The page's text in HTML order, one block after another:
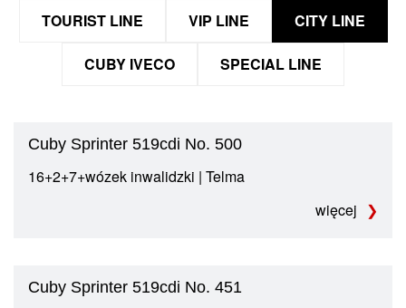
TOURIST LINE VIP LINE CITY LINE
CUBY IVECO SPECIAL LINE
Cuby Sprinter 519cdi No. 500
16+2+7+wózek inwalidzki | Telma
więcej
Cuby Sprinter 519cdi No. 451